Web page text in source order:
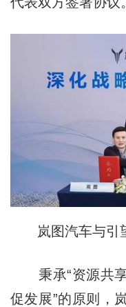
岚图汽车与引
秉承“资源共享
促发展”的原则，